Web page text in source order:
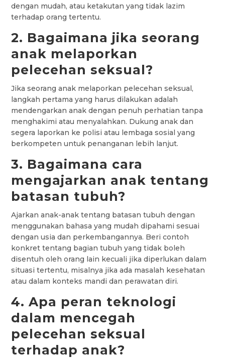
dengan mudah, atau ketakutan yang tidak lazim
terhadap orang tertentu.
2. Bagaimana jika seorang
anak melaporkan
pelecehan seksual?
Jika seorang anak melaporkan pelecehan seksual,
langkah pertama yang harus dilakukan adalah
mendengarkan anak dengan penuh perhatian tanpa
menghakimi atau menyalahkan. Dukung anak dan
segera laporkan ke polisi atau lembaga sosial yang
berkompeten untuk penanganan lebih lanjut.
3. Bagaimana cara
mengajarkan anak tentang
batasan tubuh?
Ajarkan anak-anak tentang batasan tubuh dengan
menggunakan bahasa yang mudah dipahami sesuai
dengan usia dan perkembangannya. Beri contoh
konkret tentang bagian tubuh yang tidak boleh
disentuh oleh orang lain kecuali jika diperlukan dalam
situasi tertentu, misalnya jika ada masalah kesehatan
atau dalam konteks mandi dan perawatan diri.
4. Apa peran teknologi
dalam mencegah
pelecehan seksual
terhadap anak?